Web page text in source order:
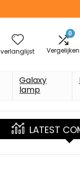
verlanglijst
0
Vergelijken
Galaxy
lamp
LATEST